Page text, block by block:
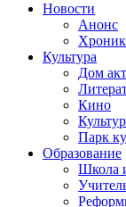
Новости
Анонс
Культура
Дом
Кино
Парк
Образование
Школа